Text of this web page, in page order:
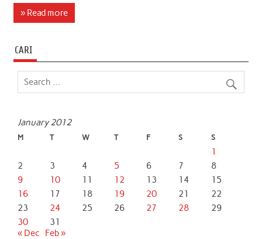
c
o
o
i
e
r
A
d
» Read more
CARI
January 2012
M T W T F S S
1
2
3 4 5 6 7
8
9
10 11 12 13 14
15
16
17 18 19 20 21
22
23
24 25 26 27 28
29
30
31
« Dec
Feb »